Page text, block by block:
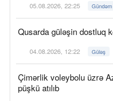
05.08.2026, 22:25 Gündəm
Qusarda güləşin dostluq
04.08.2026, 12:22 Güləş
Çimərlik voleybolu üzrə
püşkü atılıb